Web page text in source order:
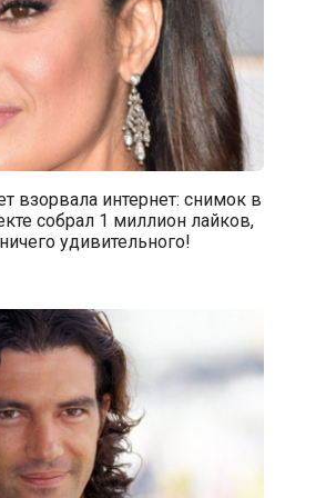
взорвала интернет: снимок в
собрал 1 миллион лайков,
удивительного!